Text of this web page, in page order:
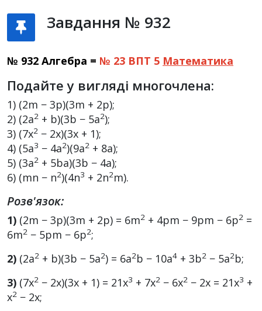
Завдання № 932
№ 932 Алгебра = № 23 ВПТ 5 Математика
Подайте у вигляді многочлена:
1) (2m − 3p)(3m + 2p);
2) (2a2 + b)(3b − 5a2);
3) (7x2 − 2x)(3x + 1);
4) (5a3 − 4a2)(9a2 + 8a);
5) (3a2 + 5ba)(3b − 4a);
6) (mn − n2)(4n3 + 2n2m).
Розв'язок:
1) (2m − 3p)(3m + 2p) = 6m2 + 4pm − 9pm − 6p2 =
6m2 − 5pm − 6p2;
2) (2a2 + b)(3b − 5a2) = 6a2b − 10a4 + 3b2 − 5a2b;
3) (7x2 − 2x)(3x + 1) = 21x3 + 7x2 − 6x2 − 2x = 21x3 +
x2 − 2x;